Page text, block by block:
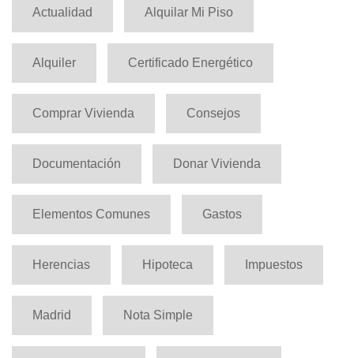
Actualidad Alquilar Mi Piso
Alquiler Certificado Energético
Comprar Vivienda Consejos
Documentación Donar Vivienda
Elementos Comunes Gastos
Herencias Hipoteca Impuestos
Madrid Nota Simple